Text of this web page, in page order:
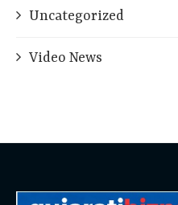
Uncategorized
Video News